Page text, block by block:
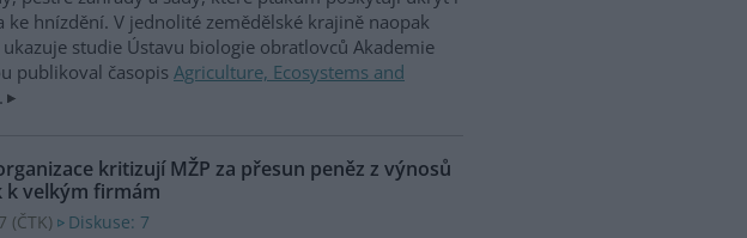
ke hnízdění. V jednolité zemědělské krajině naopak
studie Ústavu biologie obratlovců Akademie
publikoval časopis Agriculture, Ecosystems and
.
kritizují MŽP za přesun peněz z výnosů
k velkým firmám
(ČTK) Diskuse: 7